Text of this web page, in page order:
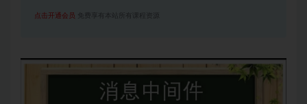
点击开通会员 免费享有本站所有课程资源